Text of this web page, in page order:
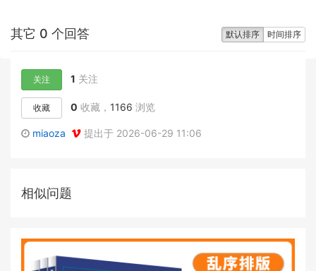
默认排序 时间排序
其它 0 个回答
关注 1 关注
收藏 0 收藏， 1166 浏览
miaoza 提出于 2026-06-29 11:06
相似问题